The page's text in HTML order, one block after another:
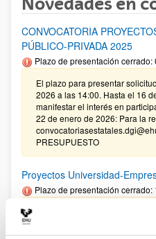
CONVOCATORIA
PÚBLICO-PRIVADA 2025
Plazo de presentación
El plazo para presentar
2026 a las 14:00. Hasta el 16
manifestar el interés en
22 de enero de 2026: Para la
PRESUPUESTO
Proyectos Universidad-
Plazo de presentación